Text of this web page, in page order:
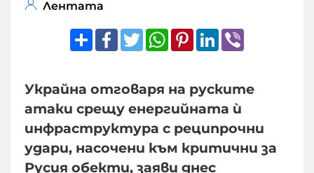
Лентата
ShareFacebook
TwitterWhatsApp
Pinterest
LinkedIn
Украйна отговаря на руските
атаки срещу енергийната ѝ
инфраструктура с реципрочни
удари, насочени към критични за
Русия обекти, заяви днес